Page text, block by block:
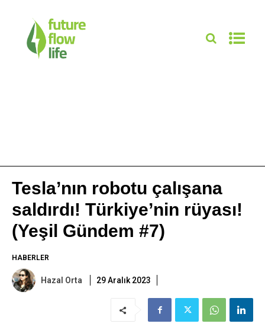
Tesla’nın robotu çalışana
saldırdı! Türkiye’nin rüyası!
(Yeşil Gündem #7)
HABERLER
Hazal Orta 29 Aralık 2023